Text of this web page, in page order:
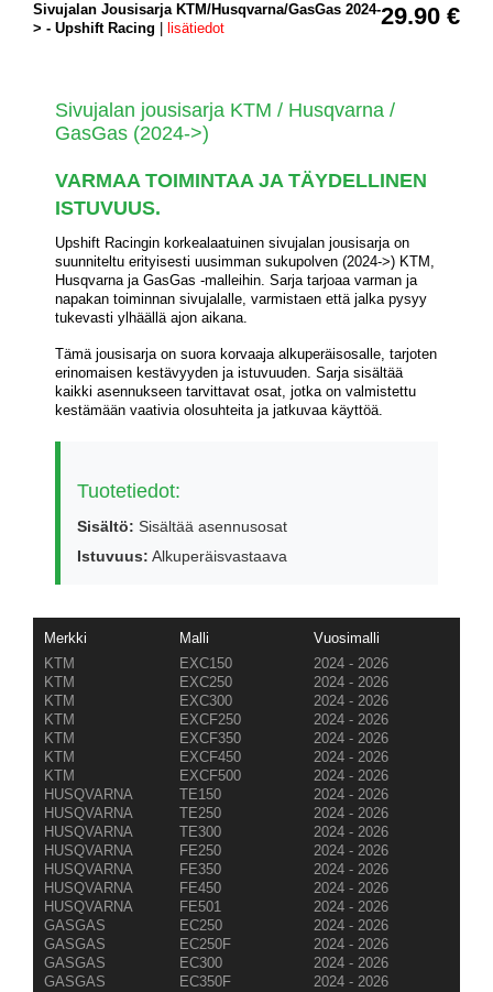
29.90 €
Sivujalan Jousisarja KTM/Husqvarna/GasGas 2024-
> - Upshift Racing
lisätiedot
Sivujalan jousisarja KTM / Husqvarna /
GasGas (2024->)
VARMAA TOIMINTAA JA TÄYDELLINEN
ISTUVUUS.
Upshift Racingin korkealaatuinen sivujalan jousisarja on
suunniteltu erityisesti uusimman sukupolven (2024->) KTM,
Husqvarna ja GasGas -malleihin. Sarja tarjoaa varman ja
napakan toiminnan sivujalalle, varmistaen että jalka pysyy
tukevasti ylhäällä ajon aikana.
Tämä jousisarja on suora korvaaja alkuperäisosalle, tarjoten
erinomaisen kestävyyden ja istuvuuden. Sarja sisältää
kaikki asennukseen tarvittavat osat, jotka on valmistettu
kestämään vaativia olosuhteita ja jatkuvaa käyttöä.
Tuotetiedot:
Sisältö: Sisältää asennusosat
Istuvuus: Alkuperäisvastaava
Merkki Malli
Vuosimalli
KTM
EXC150
2024 - 2026
KTM
EXC250
2024 - 2026
KTM
EXC300
2024 - 2026
KTM
EXCF250
2024 - 2026
KTM
EXCF350
2024 - 2026
KTM
EXCF450
2024 - 2026
KTM
EXCF500
2024 - 2026
HUSQVARNA
TE150
2024 - 2026
HUSQVARNA
TE250
2024 - 2026
HUSQVARNA
TE300
2024 - 2026
HUSQVARNA
FE250
2024 - 2026
HUSQVARNA
FE350
2024 - 2026
HUSQVARNA
FE450
2024 - 2026
HUSQVARNA
FE501
2024 - 2026
GASGAS
EC250
2024 - 2026
GASGAS
EC250F
2024 - 2026
GASGAS
EC300
2024 - 2026
GASGAS
EC350F 2024 - 2026